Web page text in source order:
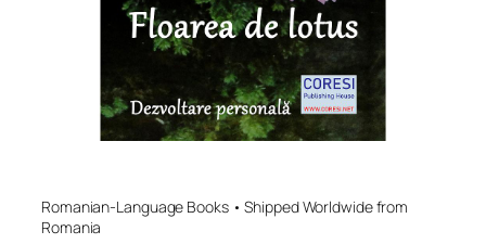
Romanian-Language Books • Shipped Worldwide from
Romania